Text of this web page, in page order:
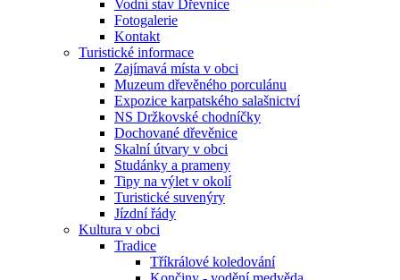
Vodní stav Dřevnice
Fotogalerie
Kontakt
Turistické informace
Zajímavá místa v obci
Muzeum dřevěného porculánu
Expozice karpatského salašnictví
NS Držkovské chodníčky
Dochované dřevěnice
Skalní útvary v obci
Studánky a prameny
Tipy na výlet v okolí
Turistické suvenýry
Jízdní řády
Kultura v obci
Tradice
Tříkrálové koledování